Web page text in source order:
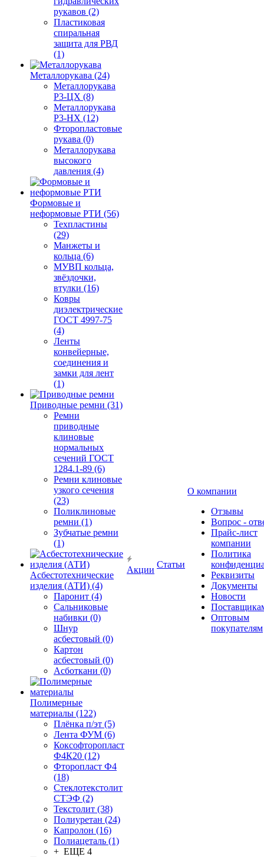
рукавов (2)
Пластиковая
спиральная
защита для РВД
(1)
Металлорукава (24)
Металлорукава
Р3-ЦХ (8)
Металлорукава
Р3-НХ (12)
Фторопластовые
рукава (0)
Металлорукава
высокого
давления (4)
Формовые и
неформовые РТИ (56)
Техпластины
(29)
Манжеты и
кольца (6)
МУВП кольца,
звёздочки,
втулки (16)
Ковры
диэлектрические
ГОСТ 4997-75
(4)
Ленты
конвейерные,
соединения и
замки для лент
(1)
Приводные ремни (31)
Ремни
приводные
клиновые
нормальных
сечений ГОСТ
1284.1-89 (6)
Ремни клиновые
узкого сечения
(23)
Поликлиновые
ремни (1)
Зубчатые ремни
(1)
Асбестотехнические
изделия (АТИ) (4)
Паронит (4)
Сальниковые
набивки (0)
Шнур
асбестовый (0)
Картон
асбестовый (0)
Асботкани (0)
Полимерные
материалы (122)
Плёнка п/эт (5)
Лента ФУМ (6)
Коксофторопласт
Ф4К20 (12)
Фторопласт Ф4
(18)
Стеклотекстолит
СТЭФ (2)
Текстолит (38)
Полиуретан (24)
Капролон (16)
Полиацеталь (1)
+ ЕЩЕ 4
Акции
Статьи
О компании
Отзывы
Вопрос -
Прайс-лист
компании
Политика
Реквизиты
Документы
Новости
Оптовым
покупателям